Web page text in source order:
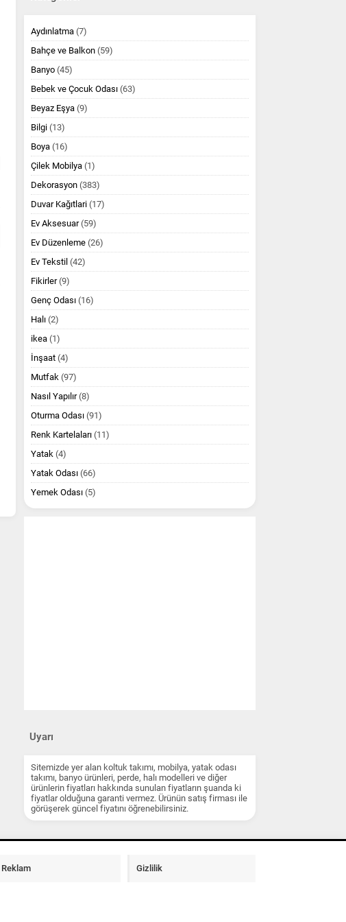
Aydınlatma (7)
Bahçe ve Balkon (59)
Banyo (45)
Bebek ve Çocuk Odası (63)
Beyaz Eşya (9)
Bilgi (13)
Boya (16)
Çilek Mobilya (1)
Dekorasyon (383)
Duvar Kağıtlari (17)
Ev Aksesuar(59)
Ev Düzenleme (26)
Ev Tekstil (42)
Fikirler(9)
Genç Odası (16)
Halı (2)
ikea (1)
İnşaat (4)
Mutfak (97)
Nasıl Yapılır(8)
Oturma Odası (91)
Renk Kartelaları (11)
Yatak (4)
Yatak Odası (66)
Yemek Odası (5)
Uyarı
Sitemizde yer alan koltuk takımı, mobilya, yatak odası
takımı, banyo ürünleri, perde, halı modelleri ve diğer
ürünlerin fiyatları hakkında sunulan fiyatların şuanda ki
fiyatlar olduğuna garanti vermez. Ürünün satış firması ile
görüşerek güncel fiyatını öğrenebilirsiniz.
Reklam Gizlilik